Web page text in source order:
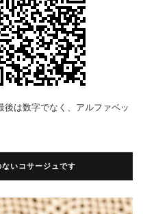
後は数字でなく、アルファベッ
いコサージュです